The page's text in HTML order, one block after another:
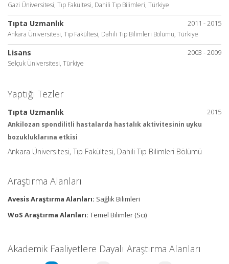
Gazi Üniversitesi, Tıp Fakültesi, Dahili Tıp Bilimleri, Türkiye
2011 - 2015
Tıpta Uzmanlık
Ankara Üniversitesi, Tıp Fakültesi, Dahili Tıp Bilimleri Bölümü, Türkiye
2003 - 2009
Lisans
Selçuk Üniversitesi, Türkiye
Yaptığı Tezler
2015
Tıpta Uzmanlık
Ankilozan spondilitli hastalarda hastalık aktivitesinin uyku
bozukluklarına etkisi
Ankara Üniversitesi, Tıp Fakültesi, Dahili Tıp Bilimleri Bölümü
Araştırma Alanları
Avesis Araştırma Alanları: Sağlık Bilimleri
WoS Araştırma Alanları: Temel Bilimler (Sci)
Akademik Faaliyetlere Dayalı Araştırma Alanları